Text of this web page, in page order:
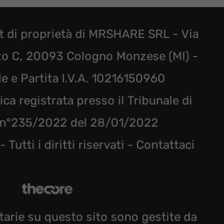
proprietà di MRSHARE SRL - Via
C, 20093 Cologno Monzese (MI) -
e Partita I.V.A. 10216150960
registrata presso il Tribunale di
2022 del 28/01/2022
Tutti i diritti riservati - Contattaci
su questo sito sono gestite da